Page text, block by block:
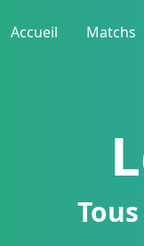
Accueil Matchs